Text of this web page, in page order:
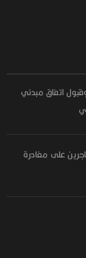
اتفاق مبدئي
على مغادرة